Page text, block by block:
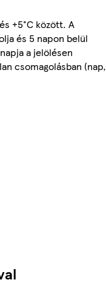
+5°C között. A
és 5 napon belül
a jelölésen
csomagolásban (nap,